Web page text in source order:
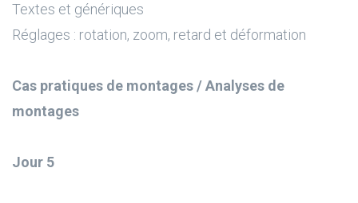
Textes et génériques
Réglages : rotation, zoom, retard et déformation
Cas pratiques de montages / Analyses de
montages
Jour 5